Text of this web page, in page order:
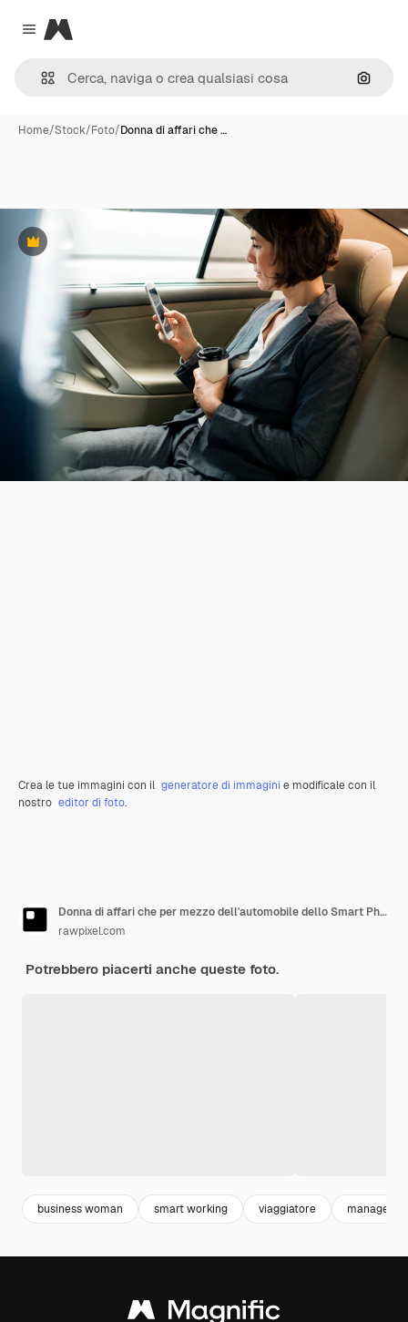
Close menu
Magnific
Cerca
Home/Stock/Foto/Donna di affari che …
Premium
Crea le tue immagini con il generatore di immagini e modificale con il
nostro editor di foto.
Donna di affari che per mezzo dell'automobile dello Smart Phone dentro
rawpixel.com
Potrebbero piacerti anche queste foto.
business woman smart working viaggiatore manager